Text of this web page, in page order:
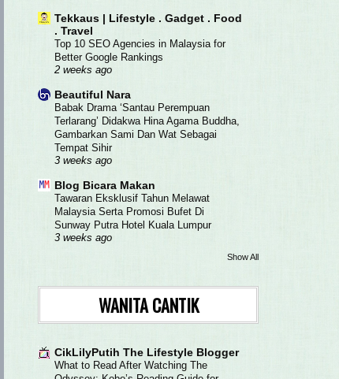
Tekkaus | Lifestyle . Gadget . Food
. Travel
Top 10 SEO Agencies in Malaysia for
Better Google Rankings
2 weeks ago
Beautiful Nara
Babak Drama ‘Santau Perempuan
Terlarang’ Didakwa Hina Agama Buddha,
Gambarkan Sami Dan Wat Sebagai
Tempat Sihir
3 weeks ago
Blog Bicara Makan
Tawaran Eksklusif Tahun Melawat
Malaysia Serta Promosi Bufet Di
Sunway Putra Hotel Kuala Lumpur
3 weeks ago
Show All
WANITA CANTIK
CikLilyPutih The Lifestyle Blogger
What to Read After Watching The